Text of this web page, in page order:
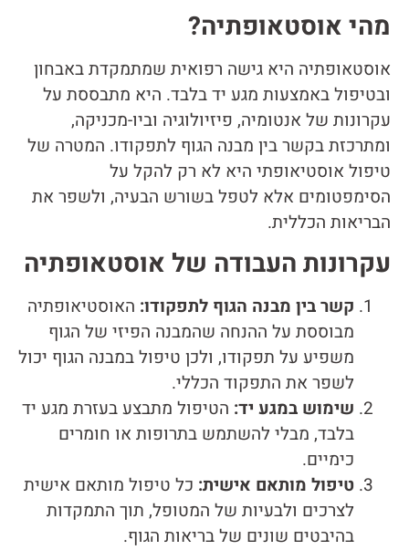
מהי אוסטאופתיה?
אוסטאופתיה היא גישה רפואית שמתמקדת באבחון
ובטיפול באמצעות מגע יד בלבד. היא מתבססת על
עקרונות של אנטומיה, פיזיולוגיה וביו-מכניקה,
ומתרכזת בקשר בין מבנה הגוף לתפקודו. המטרה של
טיפול אוסטיאופתי היא לא רק להקל על
הסימפטומים אלא לטפל בשורש הבעיה, ולשפר את
הבריאות הכללית.
עקרונות העבודה של אוסטאופתיה
קשר בין מבנה הגוף לתפקודו: האוסטיאופתיה
מבוססת על ההנחה שהמבנה הפיזי של הגוף
משפיע על תפקודו, ולכן טיפול במבנה הגוף יכול
לשפר את התפקוד הכללי.
שימוש במגע יד: הטיפול מתבצע בעזרת מגע יד
בלבד, מבלי להשתמש בתרופות או חומרים
כימיים.
טיפול מותאם אישית: כל טיפול מותאם אישית
לצרכים ולבעיות של המטופל, תוך התמקדות
בהיבטים שונים של בריאות הגוף.